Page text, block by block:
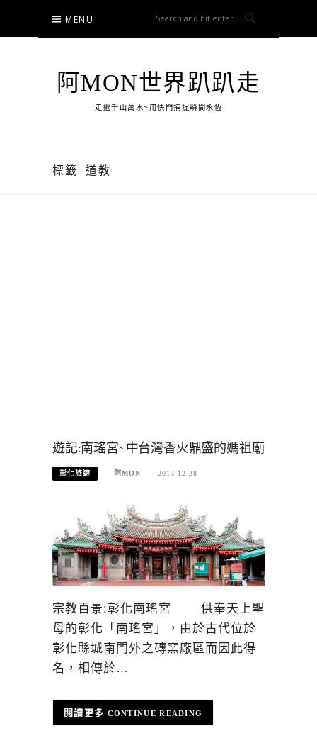
content
MENU
阿MON世界趴趴走
走遍千山萬水~用快門捕捉瞬間永恆
標籤: 道教
遊記:南瑤宮~中台灣香火鼎盛的媽祖廟
彰化旅遊 阿MON 2013-12-28
宗教百景:彰化南瑤宮 供奉天上聖
母的彰化「南瑤宮」，由於古代位於
彰化縣城南門外之磚窯廠區而因此得
名，相傳於…
CONTINUE READING